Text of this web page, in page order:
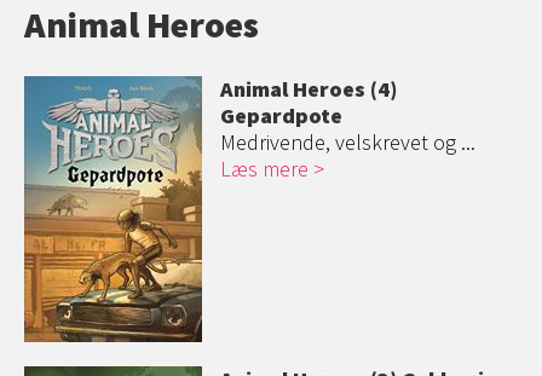
Animal Heroes
Animal Heroes (4)
Gepardpote
Medrivende, velskrevet og ...
Læs mere